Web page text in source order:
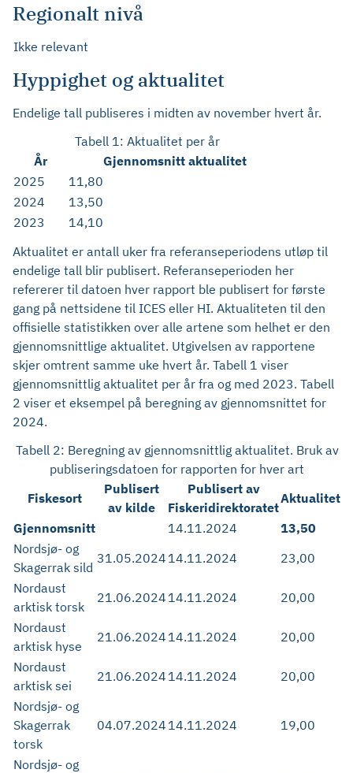
Regionalt nivå
Ikke relevant
Hyppighet og aktualitet
Endelige tall publiseres i midten av november hvert år.
Tabell 1: Aktualitet per år
År
Gjennomsnitt aktualitet
2025
11,80
2024
13,50
2023
14,10
Aktualitet er antall uker fra referanseperiodens utløp til
endelige tall blir publisert. Referanseperioden her
refererer til datoen hver rapport ble publisert for første
gang på nettsidene til ICES eller HI. Aktualiteten til den
offisielle statistikken over alle artene som helhet er den
gjennomsnittlige aktualitet. Utgivelsen av rapportene
skjer omtrent samme uke hvert år. Tabell 1 viser
gjennomsnittlig aktualitet per år fra og med 2023. Tabell
2 viser et eksempel på beregning av gjennomsnittet for
2024.
Tabell 2: Beregning av gjennomsnittlig aktualitet. Bruk av
publiseringsdatoen for rapporten for hver art
Fiskesort
Publisert
av kilde
Publisert av
Fiskeridirektoratet
Aktualitet
Gjennomsnitt
14.11.2024
13,50
Nordsjø- og
Skagerrak sild
31.05.2024 14.11.2024
23,00
Nordaust
arktisk torsk
21.06.2024 14.11.2024
20,00
Nordaust
arktisk hyse
21.06.2024 14.11.2024
20,00
Nordaust
arktisk sei
21.06.2024 14.11.2024
20,00
Nordsjø- og
Skagerrak
torsk
04.07.2024 14.11.2024 19,00
Nordsjø- og